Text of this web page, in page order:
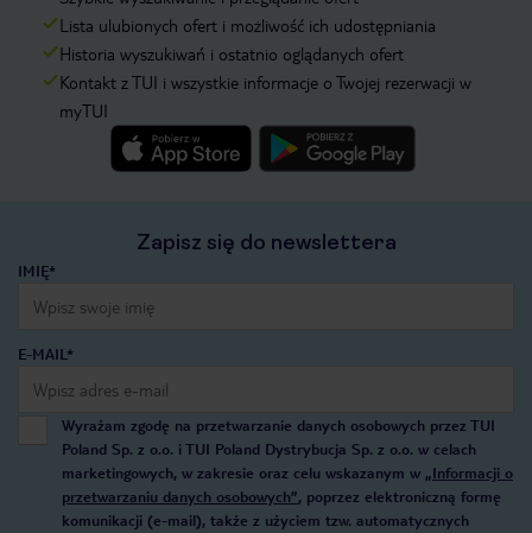
Lista ulubionych ofert i możliwość ich udostępniania
Historia wyszukiwań i ostatnio oglądanych ofert
Kontakt z TUI i wszystkie informacje o Twojej rezerwacji w
myTUI
Zapisz się do newslettera
IMIĘ*
E-MAIL*
Wyrażam zgodę na przetwarzanie danych osobowych przez TUI
Poland Sp. z o.o. i TUI Poland Dystrybucja Sp. z o.o. w celach
marketingowych, w zakresie oraz celu wskazanym w „Informacji o
przetwarzaniu danych osobowych”, poprzez elektroniczną formę
komunikacji (e-mail), także z użyciem tzw. automatycznych